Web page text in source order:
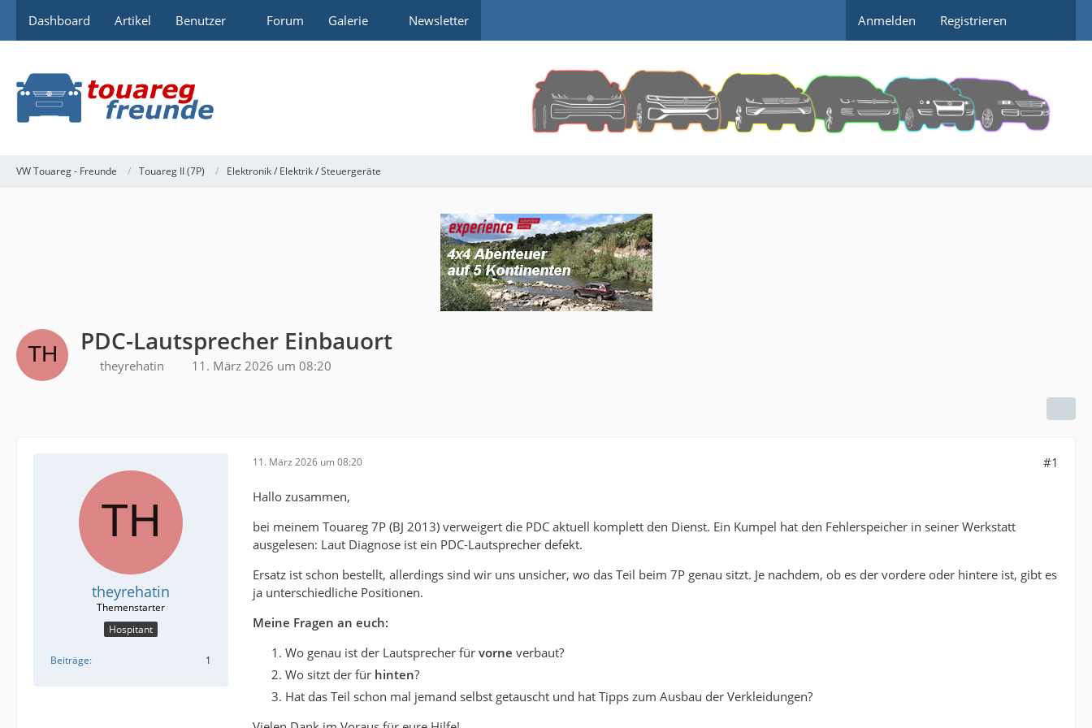
Dashboard Artikel Benutzer Forum Galerie Newsletter Anmelden Registrieren
VW Touareg - Freunde Touareg II (7P) Elektronik / Elektrik / Steuergeräte
PDC-Lautsprecher Einbauort
theyrehatin 11. März 2026 um 08:20
theyrehatin
Hospitant
Beiträge 1
11. März 2026 um 08:20 #1
Hallo zusammen,
bei meinem Touareg 7P (BJ 2013) verweigert die PDC aktuell komplett den Dienst. Ein Kumpel hat den Fehlerspeicher in seiner Werkstatt
ausgelesen: Laut Diagnose ist ein PDC-Lautsprecher defekt.
Ersatz ist schon bestellt, allerdings sind wir uns unsicher, wo das Teil beim 7P genau sitzt. Je nachdem, ob es der vordere oder hintere ist, gibt es
ja unterschiedliche Positionen.
Meine Fragen an euch:
Wo genau ist der Lautsprecher für vorne verbaut?
Wo sitzt der für hinten?
Hat das Teil schon mal jemand selbst getauscht und hat Tipps zum Ausbau der Verkleidungen?